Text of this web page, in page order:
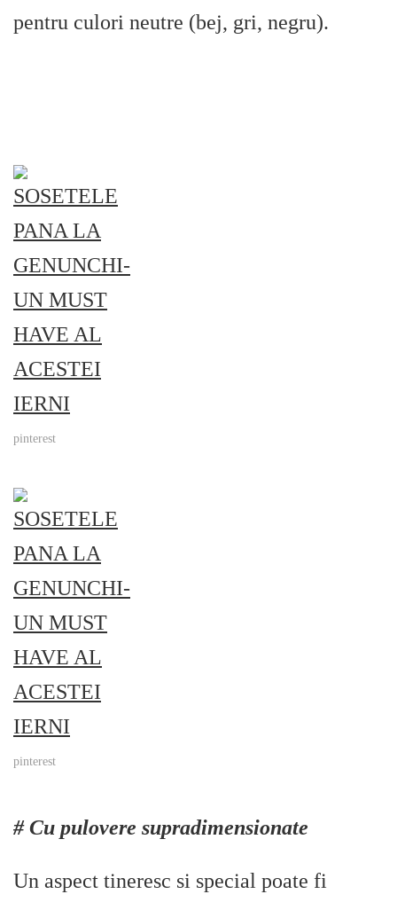
pentru culori neutre (bej, gri, negru).
pinterest
pinterest
# Cu pulovere supradimensionate
Un aspect tineresc si special poate fi